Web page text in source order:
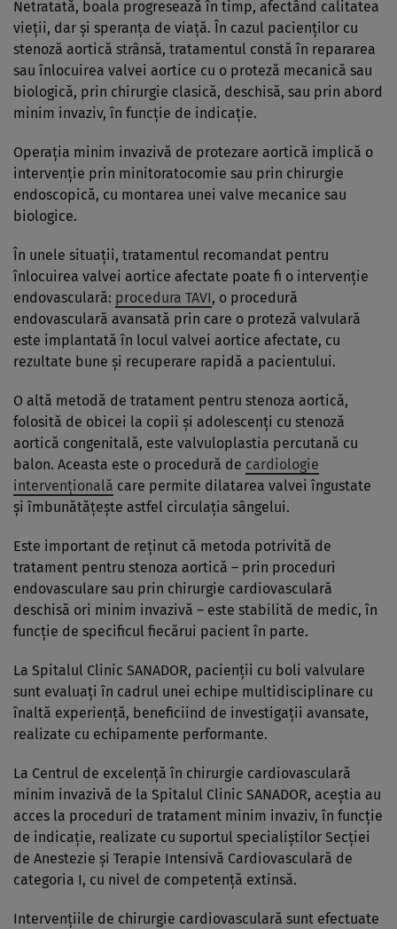
Netratată, boala progresează în timp, afectând calitatea
vieții, dar și speranța de viață. În cazul pacienților cu
stenoză aortică strânsă, tratamentul constă în repararea
sau înlocuirea valvei aortice cu o proteză mecanică sau
biologică, prin chirurgie clasică, deschisă, sau prin abord
minim invaziv, în funcție de indicație.
Operația minim invazivă de protezare aortică implică o
intervenție prin minitoratocomie sau prin chirurgie
endoscopică, cu montarea unei valve mecanice sau
biologice.
În unele situații, tratamentul recomandat pentru
înlocuirea valvei aortice afectate poate fi o intervenție
endovasculară: procedura TAVI, o procedură
endovasculară avansată prin care o proteză valvulară
este implantată în locul valvei aortice afectate, cu
rezultate bune și recuperare rapidă a pacientului.
O altă metodă de tratament pentru stenoza aortică,
folosită de obicei la copii și adolescenți cu stenoză
aortică congenitală, este valvuloplastia percutană cu
balon. Aceasta este o procedură de cardiologie
intervențională care permite dilatarea valvei îngustate
și îmbunătățește astfel circulația sângelui.
Este important de reținut că metoda potrivită de
tratament pentru stenoza aortică – prin proceduri
endovasculare sau prin chirurgie cardiovasculară
deschisă ori minim invazivă – este stabilită de medic, în
funcție de specificul fiecărui pacient în parte.
La Spitalul Clinic SANADOR, pacienții cu boli valvulare
sunt evaluați în cadrul unei echipe multidisciplinare cu
înaltă experiență, beneficiind de investigații avansate,
realizate cu echipamente performante.
La Centrul de excelență în chirurgie cardiovasculară
minim invazivă de la Spitalul Clinic SANADOR, aceștia au
acces la proceduri de tratament minim invaziv, în funcție
de indicație, realizate cu suportul specialiștilor Secției
de Anestezie și Terapie Intensivă Cardiovasculară de
categoria I, cu nivel de competență extinsă.
Intervențiile de chirurgie cardiovasculară sunt efectuate